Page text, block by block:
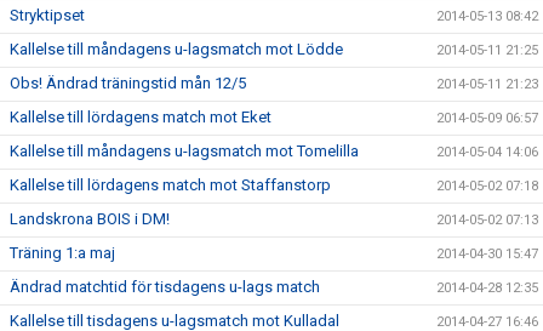
Stryktipset 2014-05-13 08:42
Kallelse till måndagens u-lagsmatch mot Lödde 2014-05-11 21:25
Obs! Ändrad träningstid mån 12/5 2014-05-11 21:23
Kallelse till lördagens match mot Eket 2014-05-09 06:57
Kallelse till måndagens u-lagsmatch mot Tomelilla 2014-05-04 14:06
Kallelse till lördagens match mot Staffanstorp 2014-05-02 07:18
Landskrona BOIS i DM! 2014-05-02 07:13
Träning 1:a maj 2014-04-30 15:47
Ändrad matchtid för tisdagens u-lags match 2014-04-28 12:35
Kallelse till tisdagens u-lagsmatch mot Kulladal 2014-04-27 16:46